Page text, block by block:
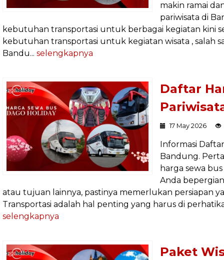
makin ramai
pariwisata di
kebutuhan transportasi untuk berbagai kegiatan kini
kebutuhan transportasi untuk kegiatan wisata , salah
Bandu... selengkapnya
Daftar
17 May 2026
Informasi
Bandung.
harga sewa
Anda
atau tujuan lainnya, pastinya memerlukan persiapan
Transportasi adalah hal penting yang harus di
selengkapnya
Paket